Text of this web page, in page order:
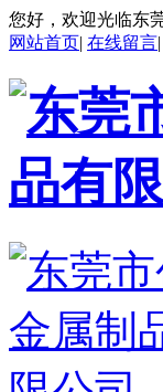
您好，欢迎光临东
网站首页| 在线留言|